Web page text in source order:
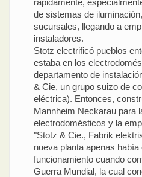
rápidamente,
de sistemas de
sucursales, llegando a
instaladores.
Stotz electrificó pueblos
estaba en los
departamento de
& Cie, un grupo suizo de
eléctrica). Entonces,
Mannheim Neckarau para
electrodomésticos y la
"Stotz & Cie., Fabrik
nueva planta apenas había
funcionamiento cuando
Guerra Mundial, la cual